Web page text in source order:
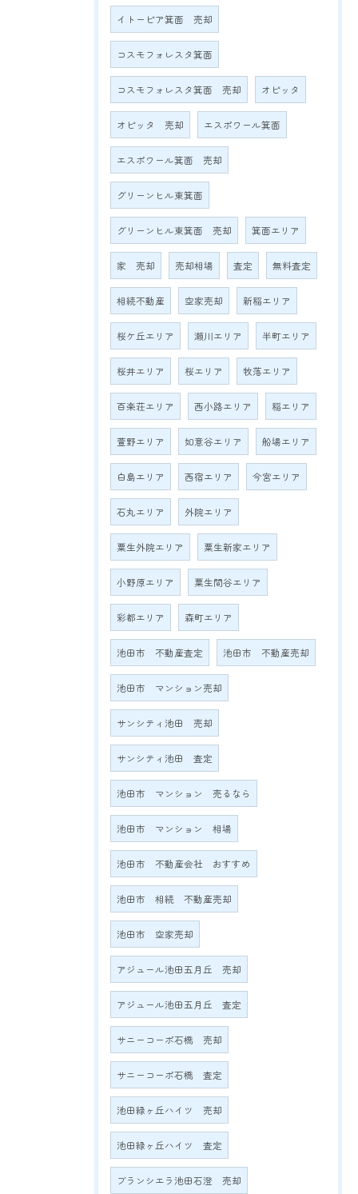
イトーピア箕面 売却
コスモフォレスタ箕面
コスモフォレスタ箕面 売却 オピッタ
オピッタ 売却 エスポワール箕面
エスポワール箕面 売却
グリーンヒル東箕面
グリーンヒル東箕面 売却 箕面エリア
家 売却 売却相場 査定 無料査定
相続不動産 空家売却 新稲エリア
桜ケ丘エリア 瀬川エリア 半町エリア
桜井エリア 桜エリア 牧落エリア
百楽荘エリア 西小路エリア 稲エリア
萱野エリア 如意谷エリア 船場エリア
白島エリア 西宿エリア 今宮エリア
石丸エリア 外院エリア
粟生外院エリア 粟生新家エリア
小野原エリア 粟生間谷エリア
彩都エリア 森町エリア
池田市 不動産査定 池田市 不動産売却
池田市 マンション売却
サンシティ池田 売却
サンシティ池田 査定
池田市 マンション 売るなら
池田市 マンション 相場
池田市 不動産会社 おすすめ
池田市 相続 不動産売却
池田市 空家売却
アジュール池田五月丘 売却
アジュール池田五月丘 査定
サニーコーポ石橋 売却
サニーコーポ石橋 査定
池田緑ヶ丘ハイツ 売却
池田緑ヶ丘ハイツ 査定
ブランシエラ池田石澄 売却